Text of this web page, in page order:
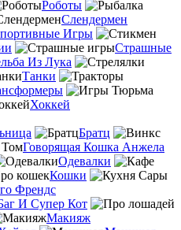
Роботы
Слендермен
Игры
Страшные
Из Лука
Танки
Хоккей
Братц
Говорящая Кошка Анжела
Одевалки
Кошки
Френдс
И Супер Кот
Макияж